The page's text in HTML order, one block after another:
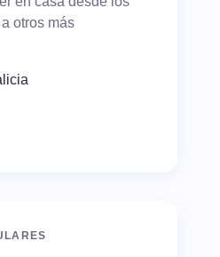
otros más